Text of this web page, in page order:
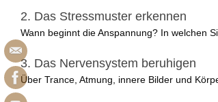
2. Das Stressmuster erkennen
Wann beginnt die Anspannung? In welchen
3. Das Nervensystem beruhigen
Über Trance, Atmung, innere Bilder und